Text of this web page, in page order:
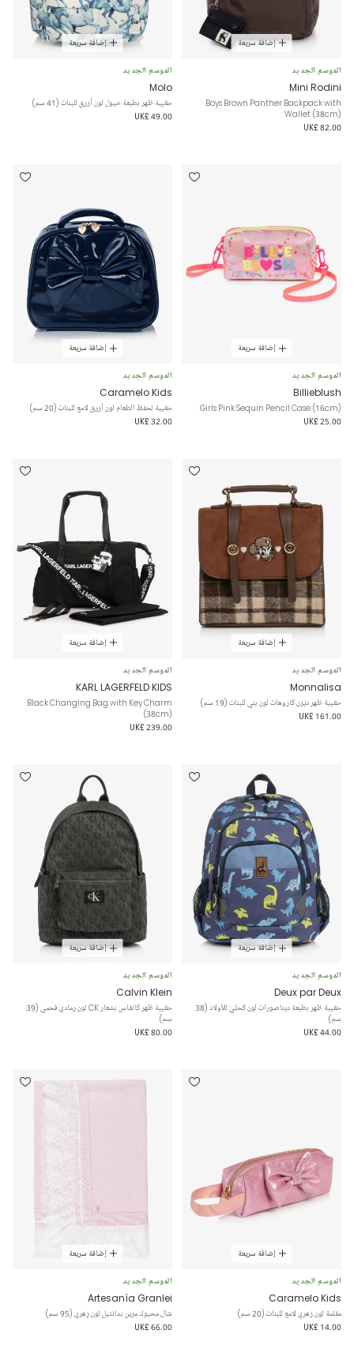
إضافة سريعة
الموسم الجديد
Mini Rodini
Boys Brown Panther Backpack with
Wallet (38cm)
UK£ 82.00
إضافة سريعة
الموسم الجديد
Molo
حقيبة ظهر بطبعة خيول لون أزرق للبنات (41 سم)
UK£ 49.00
إضافة سريعة
الموسم الجديد
Billieblush
Girls Pink Sequin Pencil Case (16cm)
UK£ 25.00
إضافة سريعة
الموسم الجديد
Caramelo Kids
حقيبة لحفظ الطعام لون أزرق لامع للبنات (20 سم)
UK£ 32.00
إضافة سريعة
الموسم الجديد
Monnalisa
حقيبة ظهر ديزن كاروهات لون بني للبنات (19 سم)
UK£ 161.00
إضافة سريعة
الموسم الجديد
KARL LAGERFELD KIDS
Black Changing Bag with Key Charm
(38cm)
UK£ 239.00
إضافة سريعة
الموسم الجديد
Deux par Deux
حقيبة ظهر بطبعة ديناصورات لون كحلي للأولاد (38
سم)
UK£ 44.00
إضافة سريعة
الموسم الجديد
Calvin Klein
حقيبة ظهر كانفاس بشعار CK لون رمادي فحمي (39
سم)
UK£ 80.00
إضافة سريعة
الموسم الجديد
Caramelo Kids
مقلمة لون زهري لامع للبنات (20 سم)
UK£ 14.00
إضافة سريعة
الموسم الجديد
Artesanía Granlei
شال محبوك مزين بدانتيل لون زهري (95 سم)
UK£ 66.00